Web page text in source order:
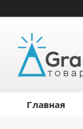
Главная